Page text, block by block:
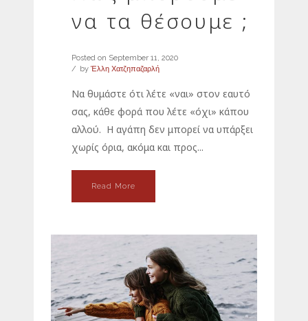
να τα θέσουμε ;
Posted on September 11, 2020
by Έλλη Χατζηπαζαρλή
Να θυμάστε ότι λέτε «ναι» στον εαυτό
σας, κάθε φορά που λέτε «όχι» κάπου
αλλού. Η αγάπη δεν μπορεί να υπάρξει
χωρίς όρια, ακόμα και προς...
Read More